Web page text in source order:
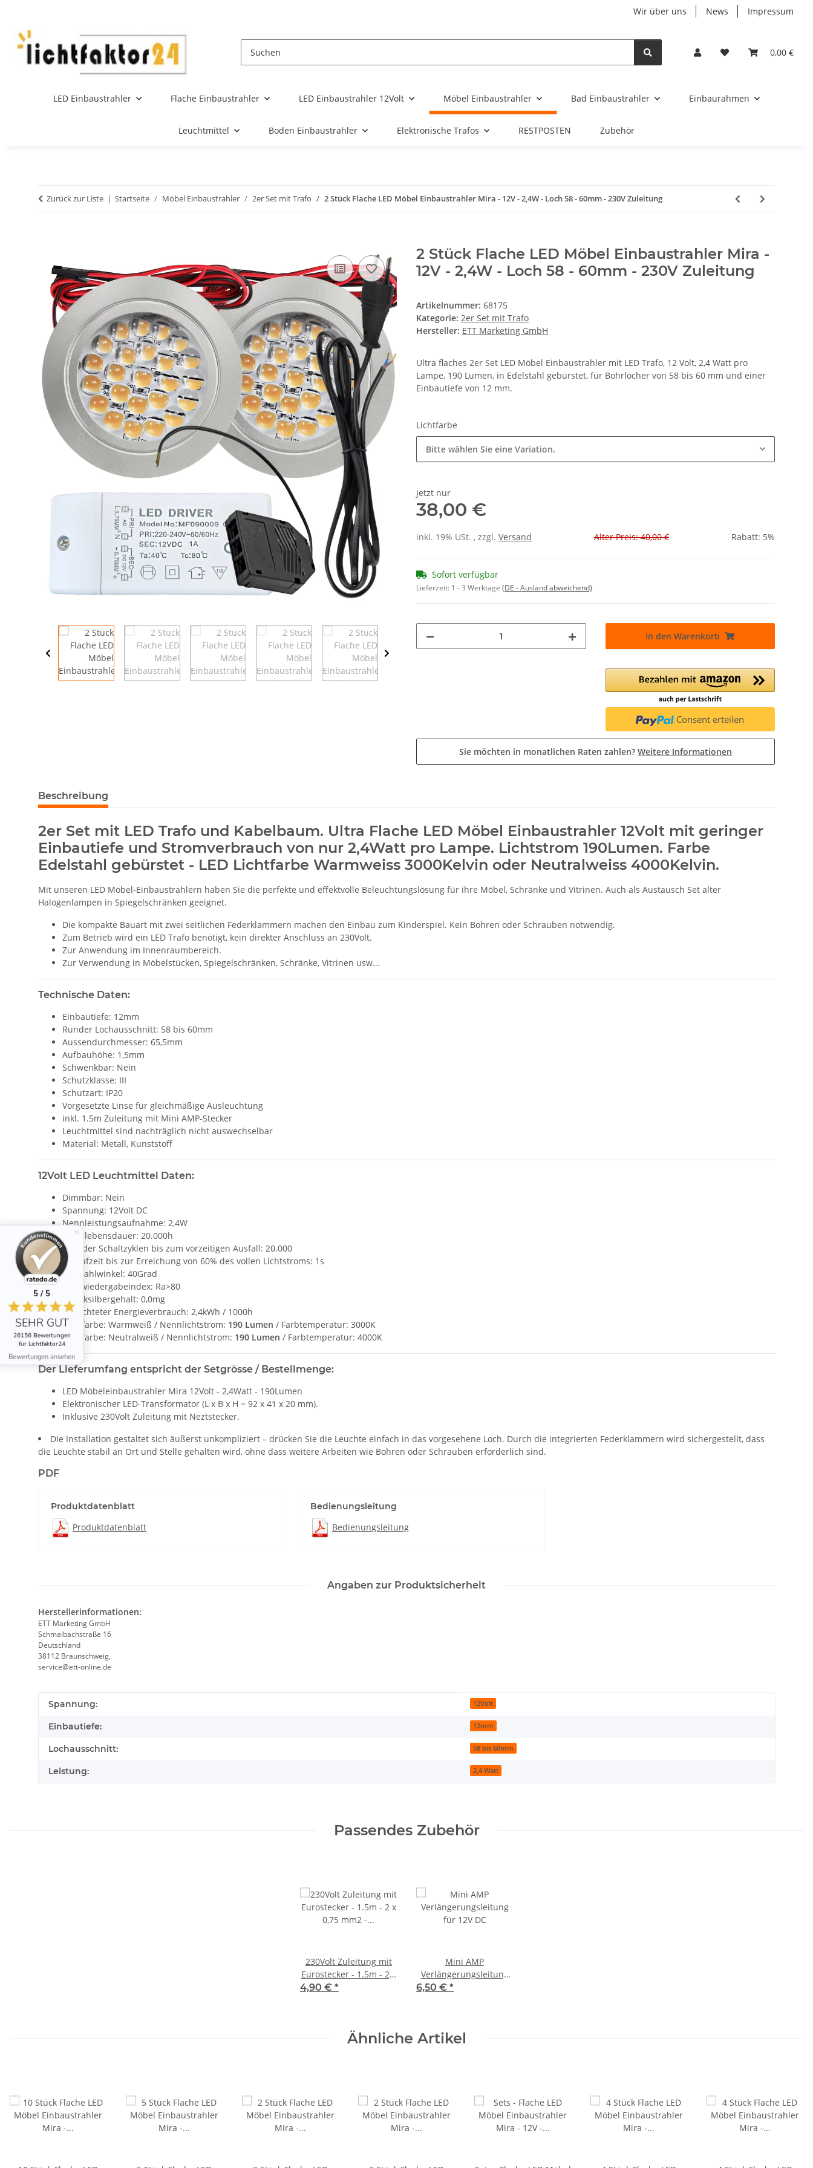
Wir über uns News Impressum
0,00 €
LED Einbaustrahler Flache Einbaustrahler LED Einbaustrahler 12Volt Möbel Einbaustrahler Bad Einbaustrahler Einbaurahmen
Leuchtmittel Boden Einbaustrahler Elektronische Trafos RESTPOSTEN Zubehör
Zurück zur Liste Startseite Möbel Einbaustrahler 2er Set mit Trafo 2 Stück Flache LED Möbel Einbaustrahler Mira - 12V - 2,4W - Loch 58 - 60mm - 230V Zuleitung
2 Stück Flache LED Möbel Einbaustrahler Mira -
12V - 2,4W - Loch 58 - 60mm - 230V Zuleitung
Artikelnummer: 68175
Kategorie: 2er Set mit Trafo
Hersteller: ETT Marketing GmbH
Ultra flaches 2er Set LED Möbel Einbaustrahler mit LED Trafo, 12 Volt, 2,4 Watt pro
Lampe, 190 Lumen, in Edelstahl gebürstet, für Bohrlöcher von 58 bis 60 mm und einer
Einbautiefe von 12 mm.
Lichtfarbe
Bitte wählen Sie eine Variation.
jetzt nur
38,00 €
inkl. 19% USt. , zzgl. Versand Alter Preis: 40,00 € Rabatt: 5%
Sofort verfügbar
Lieferzeit: 1 - 3 Werktage (DE - Ausland abweichend)
In den Warenkorb
Consent erteilen
Sie möchten in monatlichen Raten zahlen? Weitere Informationen
Beschreibung
2er Set mit LED Trafo und Kabelbaum. Ultra Flache LED Möbel Einbaustrahler 12Volt mit geringer
Einbautiefe und Stromverbrauch von nur 2,4Watt pro Lampe. Lichtstrom 190Lumen. Farbe
Edelstahl gebürstet - LED Lichtfarbe Warmweiss 3000Kelvin oder Neutralweiss 4000Kelvin.
Mit unseren LED Möbel-Einbaustrahlern haben Sie die perfekte und effektvolle Beleuchtungslösung für ihre Möbel, Schränke und Vitrinen. Auch als Austausch Set alter
Halogenlampen in Spiegelschränken geeignet.
Die kompakte Bauart mit zwei seitlichen Federklammern machen den Einbau zum Kinderspiel. Kein Bohren oder Schrauben notwendig.
Zum Betrieb wird ein LED Trafo benötigt, kein direkter Anschluss an 230Volt.
Zur Anwendung im Innenraumbereich.
Zur Verwendung in Möbelstücken, Spiegelschränken, Schränke, Vitrinen usw...
Technische Daten:
Einbautiefe: 12mm
Runder Lochausschnitt: 58 bis 60mm
Aussendurchmesser: 65,5mm
Aufbauhöhe: 1,5mm
Schwenkbar: Nein
Schutzklasse: III
Schutzart: IP20
Vorgesetzte Linse für gleichmäßige Ausleuchtung
inkl. 1.5m Zuleitung mit Mini AMP-Stecker
Leuchtmittel sind nachträglich nicht auswechselbar
Material: Metall, Kunststoff
12Volt LED Leuchtmittel Daten:
Dimmbar: Nein
Spannung: 12Volt DC
Nennleistungsaufnahme: 2,4W
Nennlebensdauer: 20.000h
Zahl der Schaltzyklen bis zum vorzeitigen Ausfall: 20.000
Anlaufzeit bis zur Erreichung von 60% des vollen Lichtstroms: 1s
Abstrahlwinkel: 40Grad
Farbwiedergabeindex: Ra>80
Quecksilbergehalt: 0,0mg
Gewichteter Energieverbrauch: 2,4kWh / 1000h
Lichtfarbe: Warmweiß / Nennlichtstrom: 190 Lumen / Farbtemperatur: 3000K
Lichtfarbe: Neutralweiß / Nennlichtstrom: 190 Lumen / Farbtemperatur: 4000K
Der Lieferumfang entspricht der Setgrösse / Bestellmenge:
LED Möbeleinbaustrahler Mira 12Volt - 2,4Watt - 190Lumen
Elektronischer LED-Transformator (L x B x H = 92 x 41 x 20 mm).
Inklusive 230Volt Zuleitung mit Neztstecker.
Die Installation gestaltet sich äußerst unkompliziert – drücken Sie die Leuchte einfach in das vorgesehene Loch. Durch die integrierten Federklammern wird sichergestellt, dass
die Leuchte stabil an Ort und Stelle gehalten wird, ohne dass weitere Arbeiten wie Bohren oder Schrauben erforderlich sind.
PDF
Produktdatenblatt
Produktdatenblatt
Bedienungsleitung
Bedienungsleitung
Angaben zur Produktsicherheit
Herstellerinformationen:
ETT Marketing GmbH
Schmalbachstraße 16
Deutschland
38112 Braunschweig,
service@ett-online.de
Produkteigenschaft
Wert
Spannung: 12Volt
Einbautiefe: 12mm
Lochausschnitt: 58 bis 60mm
Leistung: 2,4 Watt
Passendes Zubehör
230Volt Zuleitung mit
Eurostecker - 1.5m - 2 x
0,75 mm2 - H03 VVh2-F
4,90 € *
Mini AMP
Verlängerungsleitung
für 12V DC
6,50 € *
Ähnliche Artikel
5 / 5
SEHR GUT
26156 Bewertungen
für Lichtfaktor24
Bewertungen ansehen